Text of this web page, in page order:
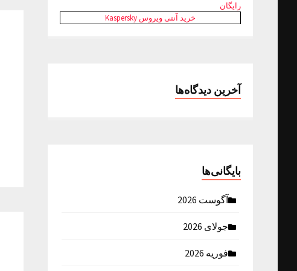
رایگان
خرید آنتی ویروس Kaspersky
آخرین دیدگاه‌ها
بایگانی‌ها
آگوست 2026
جولای 2026
فوریه 2026